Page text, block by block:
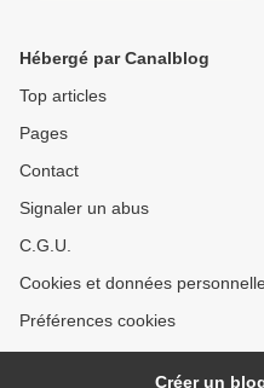
Hébergé par Canalblog
Top articles
Pages
Contact
Signaler un abus
C.G.U.
Cookies et données
Préférences cookies
Créer un